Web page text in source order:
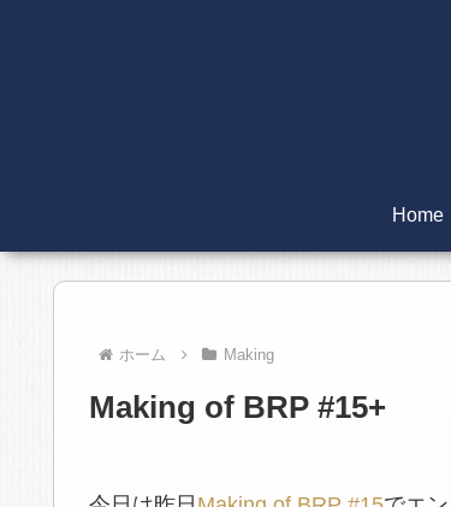
Home
ホーム Making
Making of BRP #15+